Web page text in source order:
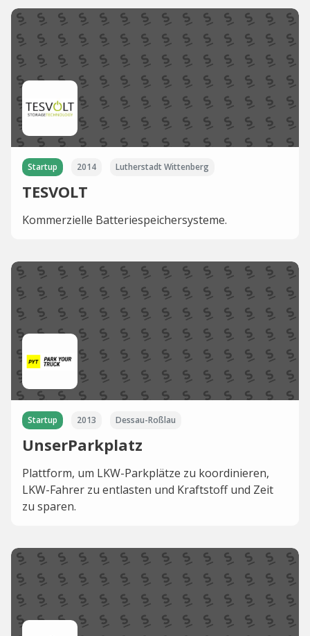
Startup 2014 Lutherstadt Wittenberg
TESVOLT
Kommerzielle Batteriespeichersysteme.
Startup 2013 Dessau-Roßlau
UnserParkplatz
Plattform, um LKW-Parkplätze zu koordinieren,
LKW-Fahrer zu entlasten und Kraftstoff und Zeit
zu sparen.